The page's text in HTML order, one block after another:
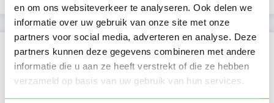
en om ons websiteverkeer te analyseren. Ook delen we
informatie over uw gebruik van onze site met onze
partners voor social media, adverteren en analyse. Deze
partners kunnen deze gegevens combineren met andere
informatie die u aan ze heeft verstrekt of die ze hebben
verzameld op basis van uw gebruik van hun services.
Locatie oppasadres (Nijkerk)